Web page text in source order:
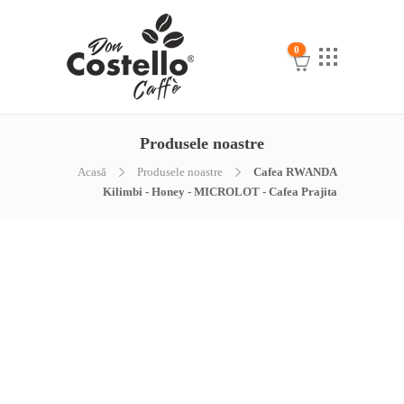
0
Produsele noastre
Acasă Produsele noastre
Cafea RWANDA
Kilimbi - Honey - MICROLOT - Cafea Prajita